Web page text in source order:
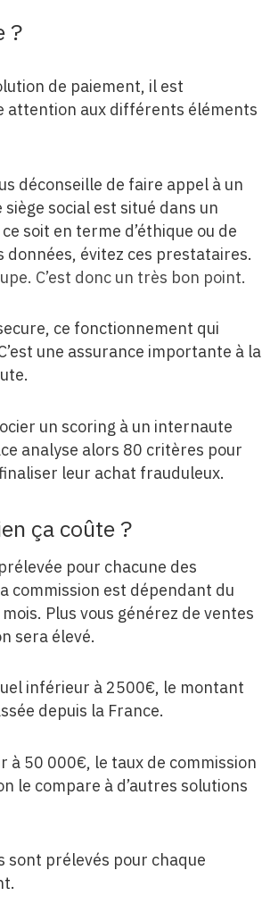
?
de paiement, il est
attention aux différents éléments
déconseille de faire appel à un
social est situé dans un
soit en terme d’éthique ou de
données, évitez ces prestataires.
C’est donc un très bon point.
ce fonctionnement qui
une assurance importante à la
un scoring à un internaute
analyse alors 80 critères pour
leur achat frauduleux.
ça coûte ?
pour chacune des
commission est dépendant du
Plus vous générez de ventes
sera élevé.
inférieur à 2500€, le montant
depuis la France.
à 50 000€, le taux de commission
le compare à d’autres solutions
sont prélevés pour chaque